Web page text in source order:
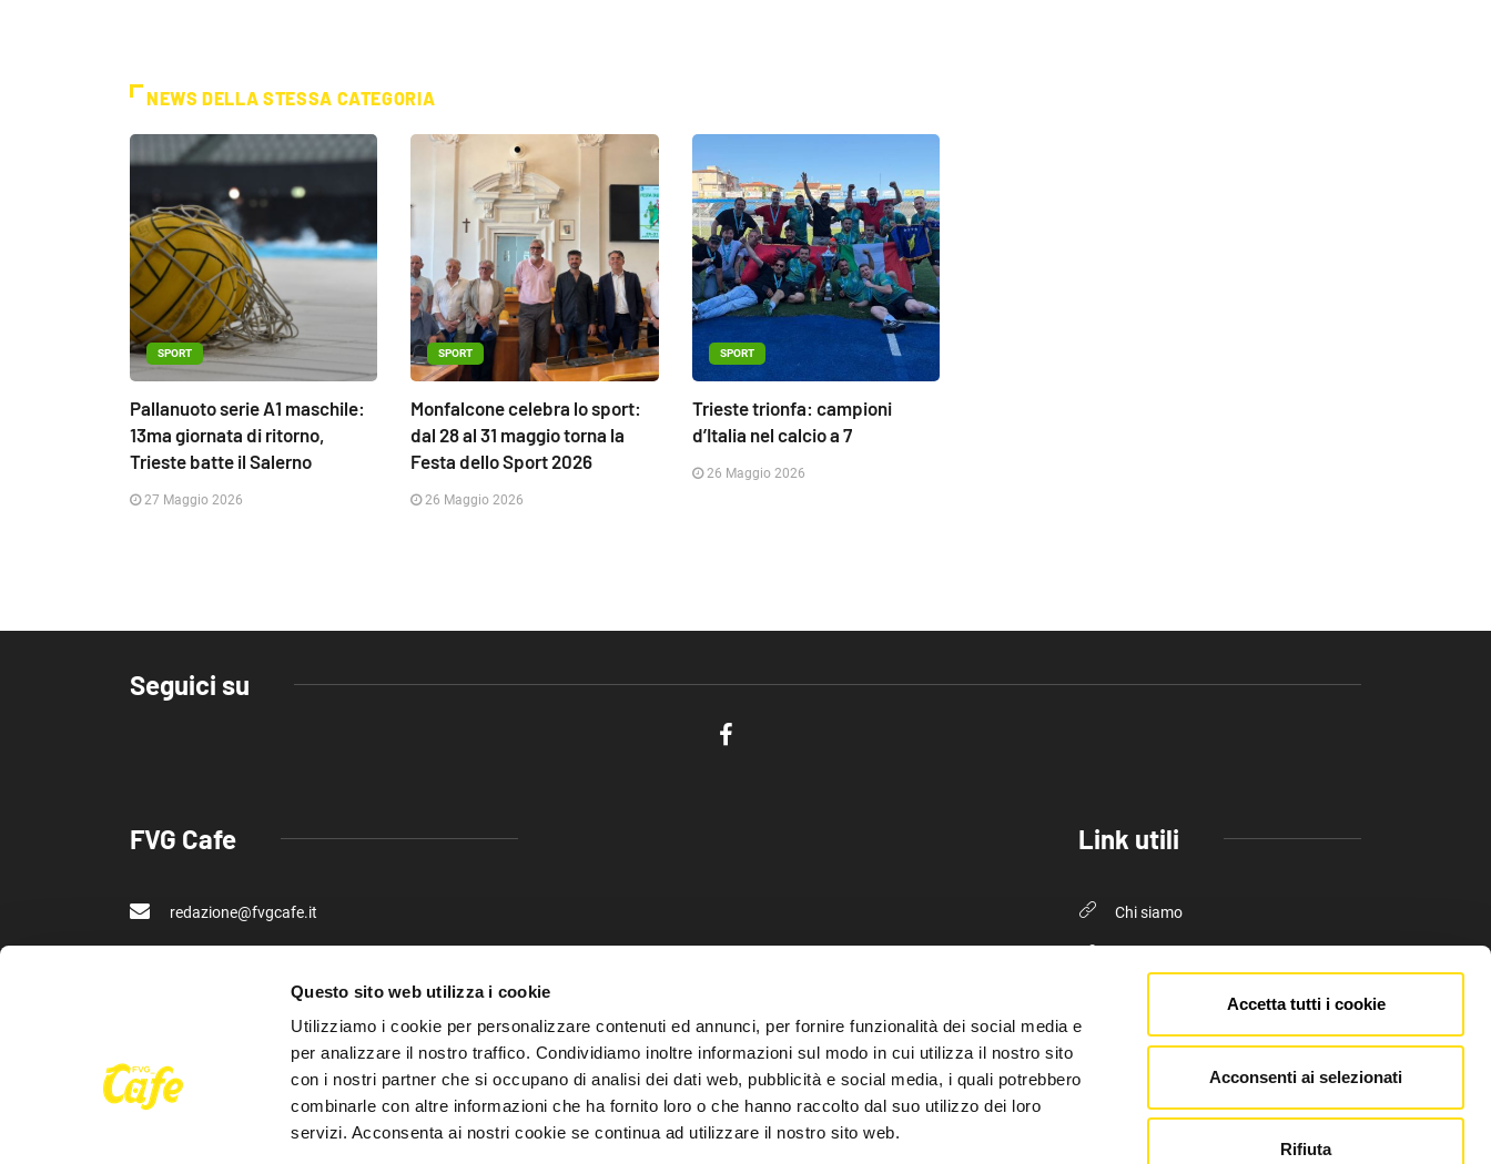
Questo sito web utilizza i cookie
Utilizziamo i cookie per personalizzare contenuti ed annunci, per fornire funzionalità dei social media e
per analizzare il nostro traffico. Condividiamo inoltre informazioni sul modo in cui utilizza il nostro sito
con i nostri partner che si occupano di analisi dei dati web, pubblicità e social media, i quali potrebbero
combinarle con altre informazioni che ha fornito loro o che hanno raccolto dal suo utilizzo dei loro
servizi. Acconsenta ai nostri cookie se continua ad utilizzare il nostro sito web.
Accetta tutti i cookie
Acconsenti ai selezionati
Rifiuta
NEWS DELLA STESSA CATEGORIA
SPORT
Pallanuoto serie A1 maschile:
13ma giornata di ritorno,
Trieste batte il Salerno
27 Maggio 2026
SPORT
Monfalcone celebra lo sport:
dal 28 al 31 maggio torna la
Festa dello Sport 2026
26 Maggio 2026
SPORT
Trieste trionfa: campioni
d’Italia nel calcio a 7
26 Maggio 2026
Seguici su
FVG Cafe
redazione@fvgcafe.it
Link utili
Chi siamo
Cookie Policy